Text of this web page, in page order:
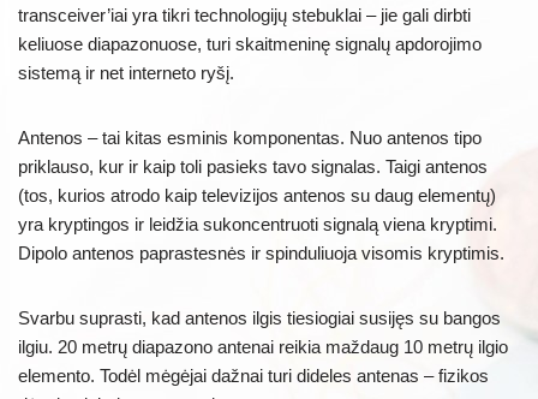
transceiver’iai yra tikri technologijų stebuklai – jie gali dirbti
keliuose diapazonuose, turi skaitmeninę signalų apdorojimo
sistemą ir net interneto ryšį.
Antenos – tai kitas esminis komponentas. Nuo antenos tipo
priklauso, kur ir kaip toli pasieks tavo signalas. Taigi antenos
(tos, kurios atrodo kaip televizijos antenos su daug elementų)
yra kryptingos ir leidžia sukoncentruoti signalą viena kryptimi.
Dipolo antenos paprastesnės ir spinduliuoja visomis kryptimis.
Svarbu suprasti, kad antenos ilgis tiesiogiai susijęs su bangos
ilgiu. 20 metrų diapazono antenai reikia maždaug 10 metrų ilgio
elemento. Todėl mėgėjai dažnai turi dideles antenas – fizikos